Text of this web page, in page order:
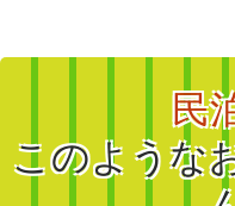
民
このような